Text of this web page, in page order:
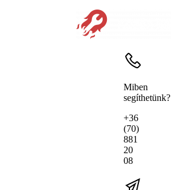
Miben
segíthetünk?
+36
(70)
881
20
08